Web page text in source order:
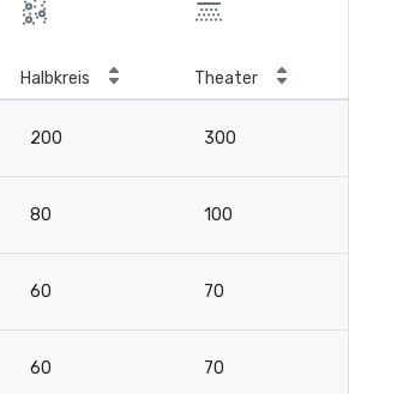
Halbkreis Theater
200 300
80 100
60 70
60 70